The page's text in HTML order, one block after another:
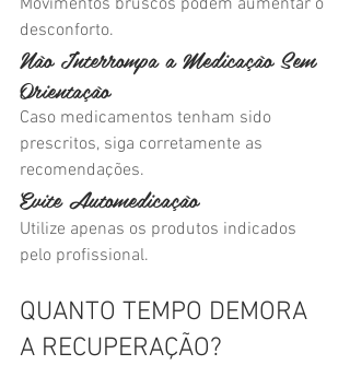
Movimentos bruscos podem aumentar o
desconforto.
Não Interrompa a Medicação Sem
Orientação
Caso medicamentos tenham sido
prescritos, siga corretamente as
recomendações.
Evite Automedicação
Utilize apenas os produtos indicados
pelo profissional.
QUANTO TEMPO DEMORA
A RECUPERAÇÃO?